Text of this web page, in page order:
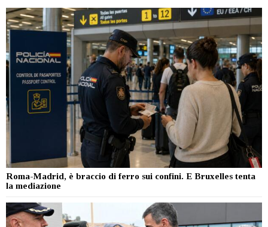
Roma-Madrid, è braccio di ferro sui confini. E Bruxelles tenta
la mediazione